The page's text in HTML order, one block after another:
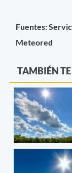
Fuentes:
Meteored
TAMBIÉN TE